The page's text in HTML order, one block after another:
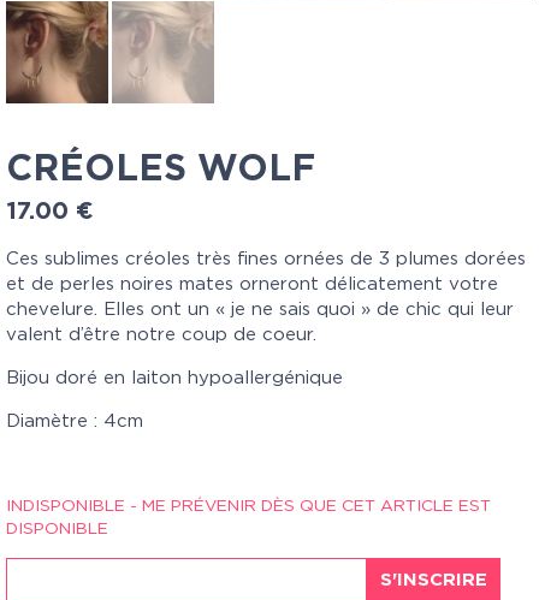
CRÉOLES WOLF
17.00 €
Ces sublimes créoles très fines ornées de 3 plumes dorées
et de perles noires mates orneront délicatement votre
chevelure. Elles ont un « je ne sais quoi » de chic qui leur
valent d’être notre coup de coeur.
Bijou doré en laiton hypoallergénique
Diamètre : 4cm
INDISPONIBLE - ME PRÉVENIR DÈS QUE CET ARTICLE EST
DISPONIBLE
S'INSCRIRE